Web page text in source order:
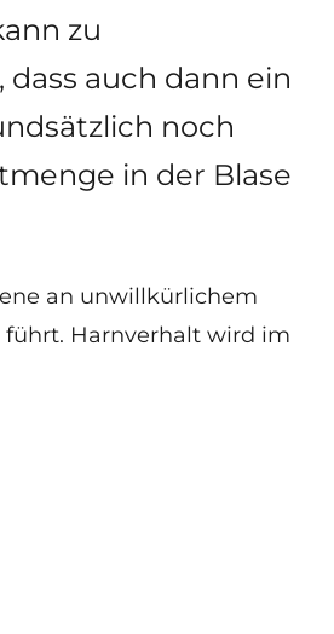
zu
auch dann ein
noch
in der Blase
an unwillkürlichem
führt. Harnverhalt wird im